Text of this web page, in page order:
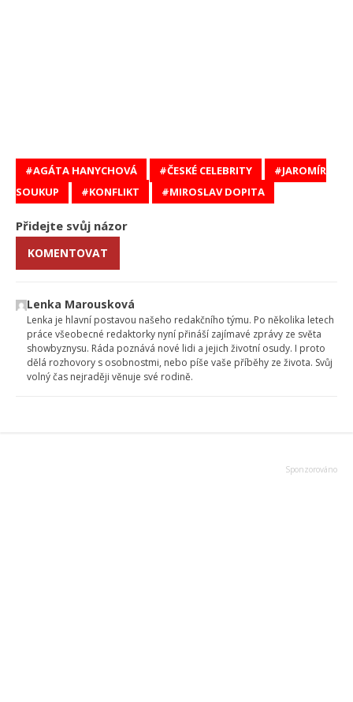
AGÁTA HANYCHOVÁ ČESKÉ CELEBRITY
JAROMÍR
SOUKUP
KONFLIKT MIROSLAV DOPITA
Přidejte svůj názor
KOMENTOVAT
Lenka Marousková
Lenka je hlavní postavou našeho redakčního týmu. Po několika letech
práce všeobecné redaktorky nyní přináší zajímavé zprávy ze světa
showbyznysu. Ráda poznává nové lidi a jejich životní osudy. I proto
dělá rozhovory s osobnostmi, nebo píše vaše příběhy ze života. Svůj
volný čas nejraději věnuje své rodině.